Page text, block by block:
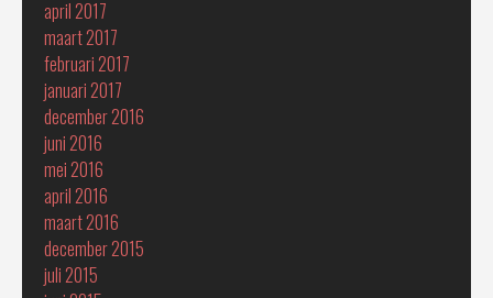
april 2017
maart 2017
februari 2017
januari 2017
december 2016
juni 2016
mei 2016
april 2016
maart 2016
december 2015
juli 2015